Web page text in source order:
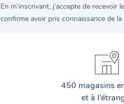
En m’inscrivant, j’accepte de
confirme avoir pris connaissance de la
450 magasins
et à